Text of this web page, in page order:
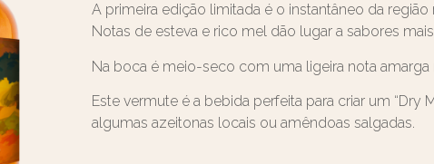
A primeira edição limitada é o instantâneo da
Notas de esteva e rico mel dão lugar a sabores
Na boca é meio-seco com uma ligeira nota amarga
Este vermute é a bebida perfeita para criar um
algumas azeitonas locais ou amêndoas salgadas.